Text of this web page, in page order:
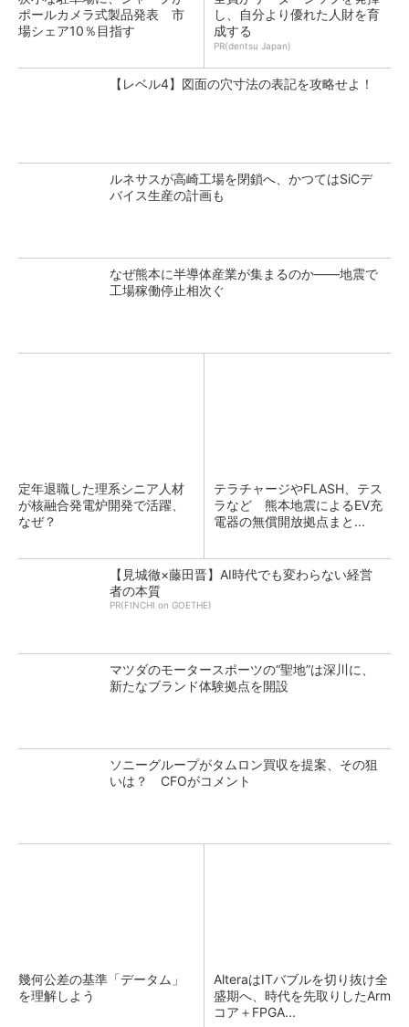
ポールカメラ式製品発表 市
場シェア10％目指す
し、自分より優れた人財を育
成する
PR(dentsu Japan)
【レベル4】図面の穴寸法の表記を攻略せよ！
ルネサスが高崎工場を閉鎖へ、かつてはSiCデ
バイス生産の計画も
なぜ熊本に半導体産業が集まるのか――地震で
工場稼働停止相次ぐ
定年退職した理系シニア人材
が核融合発電炉開発で活躍、
なぜ？
テラチャージやFLASH、テス
ラなど 熊本地震によるEV充
電器の無償開放拠点まと...
【見城徹×藤田晋】AI時代でも変わらない経営
者の本質
PR(FINCHI on GOETHE)
マツダのモータースポーツの“聖地”は深川に、
新たなブランド体験拠点を開設
ソニーグループがタムロン買収を提案、その狙
いは？ CFOがコメント
幾何公差の基準「データム」
を理解しよう
AlteraはITバブルを切り抜け全
盛期へ、時代を先取りしたArm
コア＋FPGA...